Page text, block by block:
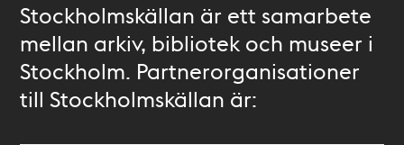
Stockholmskällan är ett samarbete
mellan arkiv, bibliotek och museer i
Stockholm. Partnerorganisationer
till Stockholmskällan är: